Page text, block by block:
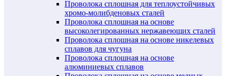
Проволока сплошная для теплоустойчивых
хромо-молибденовых сталей
Проволока сплошная на основе
высоколегированных нержавеющих сталей
Проволока сплошная на основе никелевых
сплавов для чугуна
Проволока сплошная на основе
алюминиевых сплавов